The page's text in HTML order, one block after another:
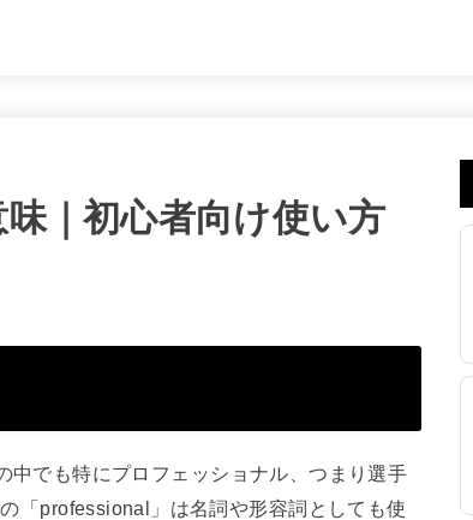
｜初心者向け使い方
中でも特にプロフェッショナル、つまり選手
「professional」は名詞や形容詞としても使